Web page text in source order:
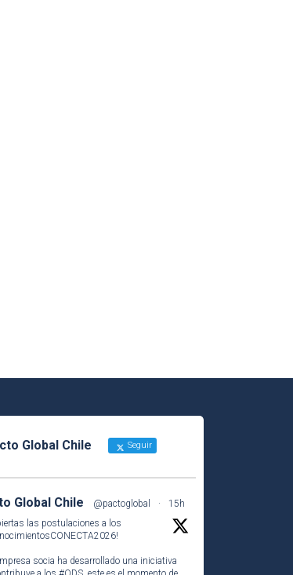
Global Chile Seguir
Global Chile @pactoglobal ·
15h
las postulaciones a los
!
socia ha desarrollado una iniciativa